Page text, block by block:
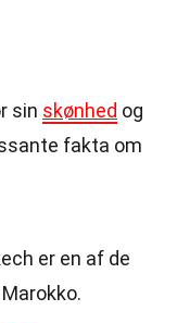
sin skønhed og
fakta om
er en af de